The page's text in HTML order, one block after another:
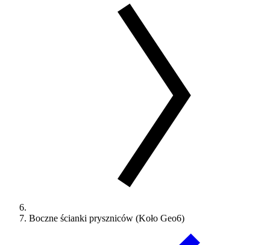
Boczne ścianki pryszniców (Koło Geo6)